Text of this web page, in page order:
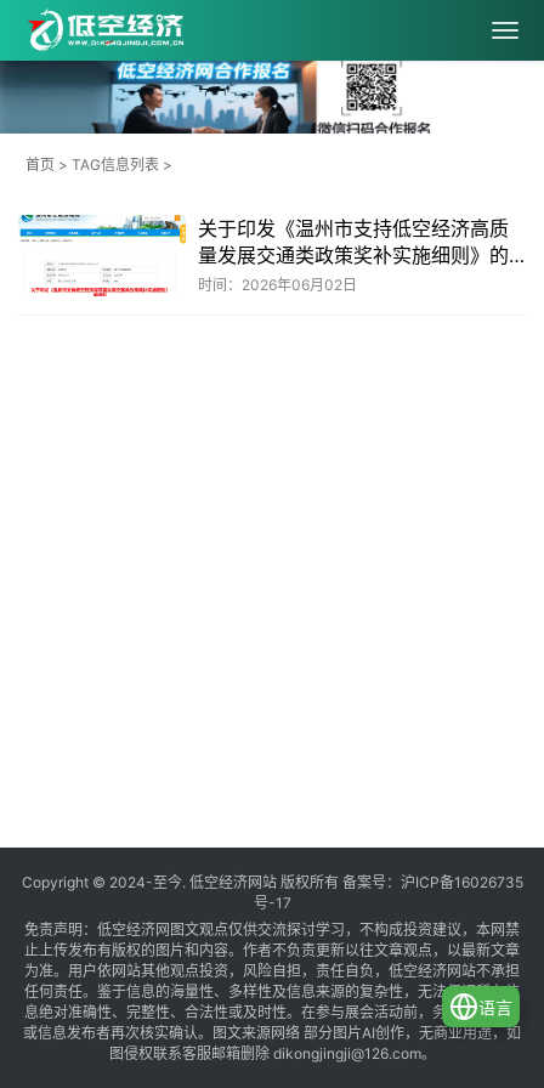
首页 > TAG信息列表 >
关于印发《温州市支持低空经济高质
量发展​交通类政策奖补实施细则》的
通知
时间：2026年06月02日
Copyright © 2024-至今. 低空经济网站 版权所有 备案号： 沪ICP备16026735
号-17
免责声明：低空经济网图文观点仅供交流探讨学习，不构成投资建议，本网禁
止上传发布有版权的图片和内容。作者不负责更新以往文章观点，以最新文章
为准。用户依网站其他观点投资，风险自担，责任自负，低空经济网站不承担
任何责任。鉴于信息的海量性、多样性及信息来源的复杂性，无法保证所有信
息绝对准确性、完整性、合法性或及时性。在参与展会活动前，务必与组织方
或信息发布者再次核实确认。图文来源网络 部分图片AI创作，无商业用途，如
图侵权联系客服邮箱删除 dikongjingji@126.com。
语言